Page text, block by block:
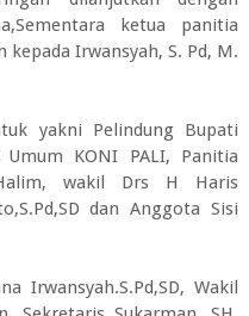
ketua panitia
Irwansyah, S. Pd, M.
yakni Pelindung Bupati
Umum KONI PALI, Panitia
wakil Drs H Haris
dan Anggota Sisi
Irwansyah.S.Pd,SD, Wakil